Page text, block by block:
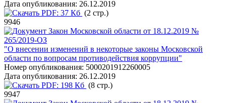
Дата опубликования: 26.12.2019
PDF: 37 Кб (2 стр.)
9946
Закон Московской области от 18.12.2019 №
265/2019-ОЗ
"О внесении изменений в некоторые законы Московской
области по вопросам противодействия коррупции"
Номер опубликования: 5000201912260005
Дата опубликования: 26.12.2019
PDF: 198 Кб (8 стр.)
9947